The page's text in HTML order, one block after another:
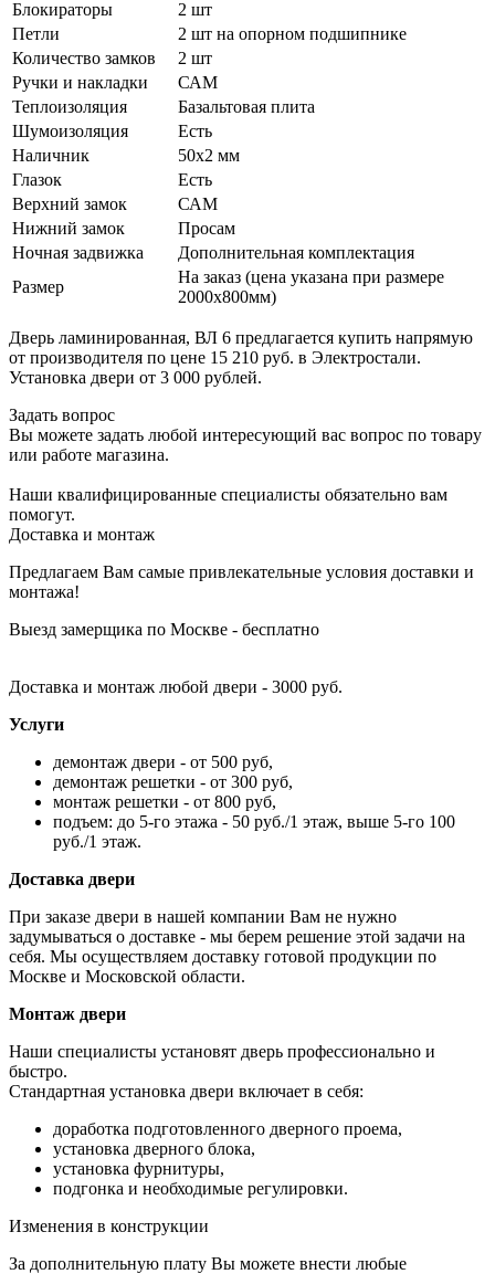
Блокираторы
2 шт
Петли
2 шт на опорном подшипнике
Количество замков
2 шт
Ручки и накладки
САМ
Теплоизоляция
Базальтовая плита
Шумоизоляция
Есть
Наличник
50х2 мм
Глазок
Есть
Верхний замок
САМ
Нижний замок
Просам
Ночная задвижка
Дополнительная комплектация
Размер
На заказ (цена указана при размере
2000х800мм)
Дверь ламинированная, ВЛ 6 предлагается купить напрямую
от производителя по цене 15 210 руб. в Электростали.
Установка двери от 3 000 рублей.
Задать вопрос
Вы можете задать любой интересующий вас вопрос по товару
или работе магазина.
Наши квалифицированные специалисты обязательно вам
помогут.
Доставка и монтаж
Предлагаем Вам самые привлекательные условия доставки и
монтажа!
Выезд замерщика по Москве - бесплатно
Доставка и монтаж любой двери - 3000 руб.
Услуги
демонтаж двери - от 500 руб,
демонтаж решетки - от 300 руб,
монтаж решетки - от 800 руб,
подъем: до 5-го этажа - 50 руб./1 этаж, выше 5-го 100
руб./1 этаж.
Доставка двери
При заказе двери в нашей компании Вам не нужно
задумываться о доставке - мы берем решение этой задачи на
себя. Мы осуществляем доставку готовой продукции по
Москве и Московской области.
Монтаж двери
Наши специалисты установят дверь профессионально и
быстро.
Стандартная установка двери включает в себя:
доработка подготовленного дверного проема,
установка дверного блока,
установка фурнитуры,
подгонка и необходимые регулировки.
Изменения в конструкции
За дополнительную плату Вы можете внести любые